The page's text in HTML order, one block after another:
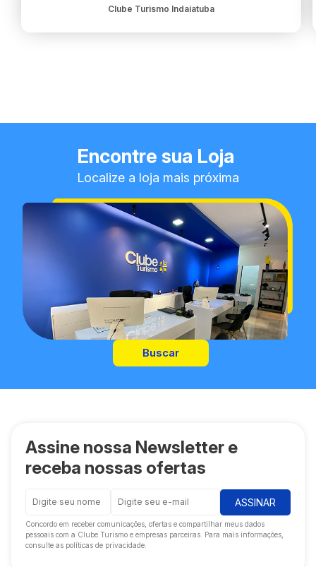
Clube Turismo Indaiatuba
Encontre sua Loja
Localize a loja mais próxima
Buscar
Assine nossa Newsletter e
receba nossas ofertas
ASSINAR
Concordo em receber comunicações, ofertas e compartilhar meus dados
pessoais com a Clube Turismo e empresas parceiras. Para mais informações,
consulte as políticas de privacidade.